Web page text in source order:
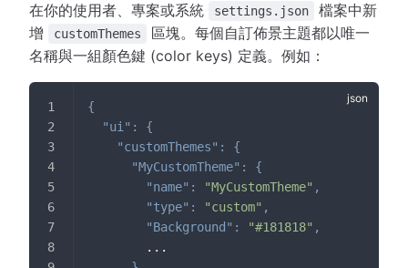
在你的使用者、專案或系統 settings.json
檔案中新
增
customThemes
區塊。每個自訂佈景主題都以唯一
名稱與一組顏色鍵 (color keys) 定義。例如：
{
"ui" :
{
"customThemes" :
{
"MyCustomTheme" :
{
"name" : "MyCustomTheme" ,
"type" : "custom" ,
"Background" : "#181818" ,
        ...